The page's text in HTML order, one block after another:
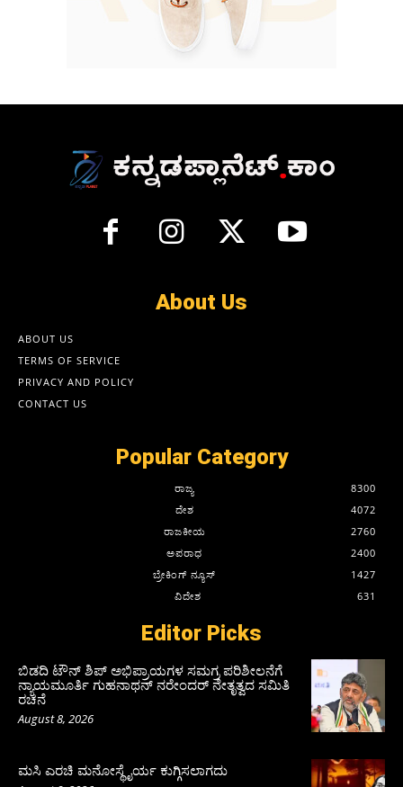
About Us
ABOUT US
TERMS OF SERVICE
PRIVACY AND POLICY
CONTACT US
Popular Category
ರಾಜ್ಯ
8300
ದೇಶ
4072
ರಾಜಕೀಯ
2760
ಅಪರಾಧ
2400
ಬ್ರೇಕಿಂಗ್ ನ್ಯೂಸ್
1427
ವಿದೇಶ
631
Editor Picks
ಬಿಡದಿ ಟೌನ್ ಶಿಪ್ ಅಭಿಪ್ರಾಯಗಳ ಸಮಗ್ರ ಪರಿಶೀಲನೆಗೆ
ನ್ಯಾಯಮೂರ್ತಿ ಗುಹನಾಥನ್ ನರೇಂದರ್ ನೇತೃತ್ವದ ಸಮಿತಿ
ರಚನೆ
August 8, 2026
ಮಸಿ ಎರಚಿ ಮನೋಸ್ಥೈರ್ಯ ಕುಗ್ಗಿಸಲಾಗದು